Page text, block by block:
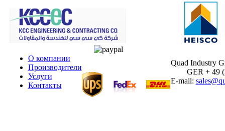
О компании
Производители
Услуги
Контакты
Quad Industry
GER + 49
E-mail: